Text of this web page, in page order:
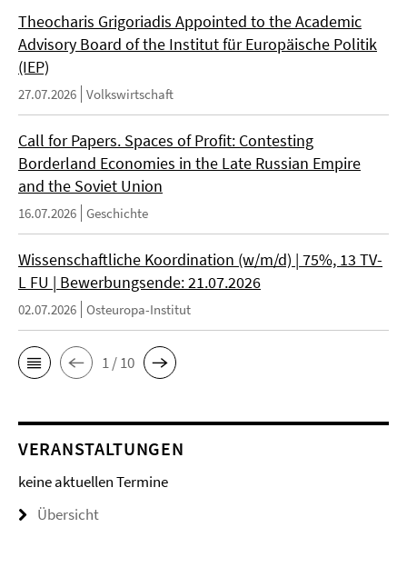
Theocharis Grigoriadis Appointed to the Academic
Advisory Board of the Institut für Europäische Politik
(IEP)
27.07.2026 Volkswirtschaft
Call for Papers. Spaces of Profit: Contesting
Borderland Economies in the Late Russian Empire
and the Soviet Union
16.07.2026 Geschichte
Wissenschaftliche Koordination (w/m/d) | 75%, 13 TV-
L FU | Bewerbungsende: 21.07.2026
02.07.2026 Osteuropa-Institut
1 / 10
VERANSTALTUNGEN
keine aktuellen Termine
Übersicht